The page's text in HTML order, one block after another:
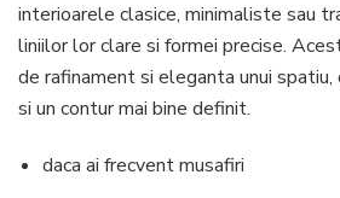
interioarele clasice, minimaliste sau
liniilor lor clare si formei precise.
de rafinament si eleganta unui
si un contur mai bine definit.
daca ai frecvent musafiri